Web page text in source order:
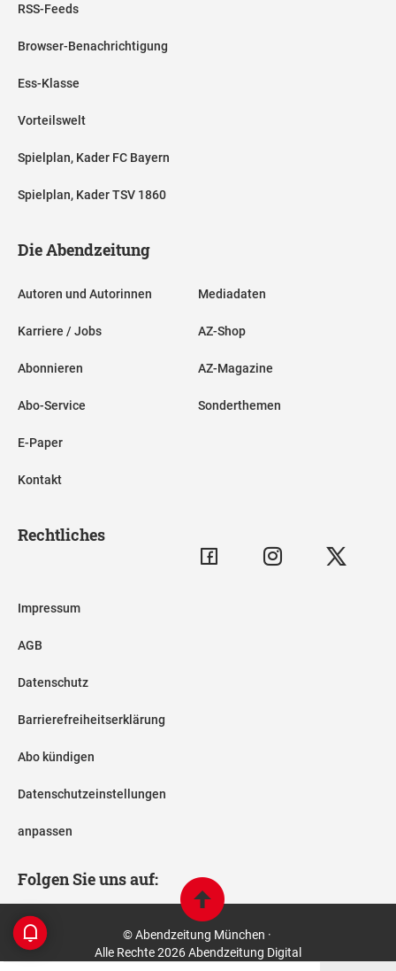
RSS-Feeds
Browser-Benachrichtigung
Ess-Klasse
Vorteilswelt
Spielplan, Kader FC Bayern
Spielplan, Kader TSV 1860
Die Abendzeitung
Autoren und Autorinnen
Karriere / Jobs
Abonnieren
Abo-Service
E-Paper
Kontakt
Mediadaten
AZ-Shop
AZ-Magazine
Sonderthemen
Rechtliches
Impressum
AGB
Datenschutz
Barrierefreiheitserklärung
Abo kündigen
Datenschutzeinstellungen
anpassen
Folgen Sie uns auf:
© Abendzeitung München ·
Alle Rechte 2026 Abendzeitung Digital